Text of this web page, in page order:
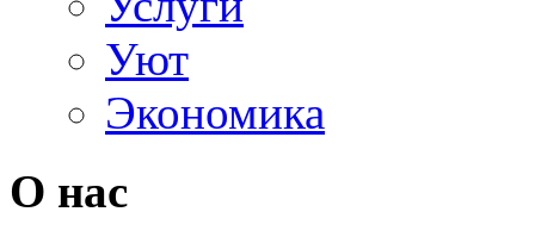
Уют
Экономика
О нас